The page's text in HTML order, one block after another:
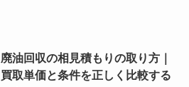
廃油回収の相見積もりの取り方｜
買取単価と条件を正しく比較する